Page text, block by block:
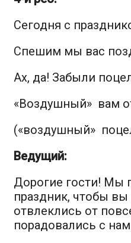
Сегодня с
Спешим мы вас
Ах, да! Забыли
«Воздушный» вам
(«воздушный»
Ведущий:
Дорогие гости! Мы
праздник, чтобы вы
отвлеклись от
порадовались с